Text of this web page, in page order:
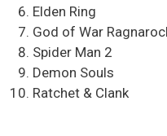
Elden Ring
God of War
Spider Man 2
Demon Souls
Ratchet & Clank